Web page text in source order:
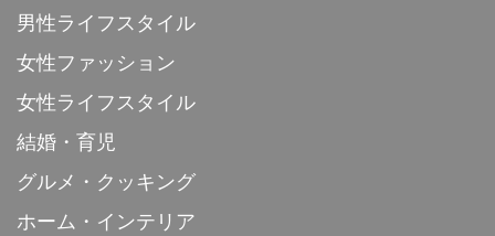
男性ライフスタイル
女性ファッション
女性ライフスタイル
結婚・育児
グルメ・クッキング
ホーム・インテリア